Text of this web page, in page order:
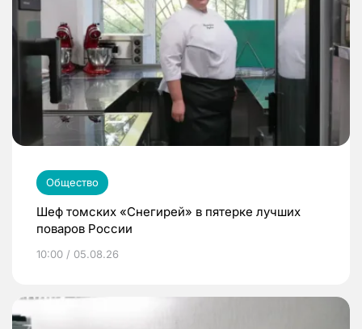
Общество
Шеф томских «Снегирей» в пятерке лучших
поваров России
10:00 / 05.08.26